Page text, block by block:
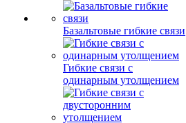
Базальтовые гибкие связи
Гибкие связи с
одинарным утолщением